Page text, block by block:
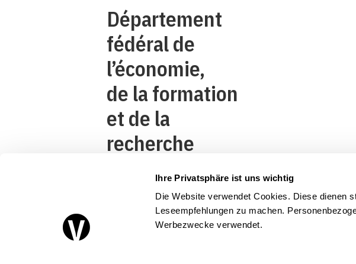
Ihre Privatsphäre ist uns wichtig
Die Website verwendet Cookies. Diese dienen
Leseempfehlungen zu machen.
Werbezwecke verwendet.
Département
fédéral de
l’économie,
de la formation
et de la
recherche
Secrétariat
d’Etat à